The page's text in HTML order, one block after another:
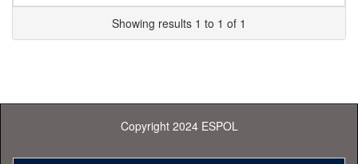
Showing results 1 to 1 of 1
Copyright 2024 ESPOL